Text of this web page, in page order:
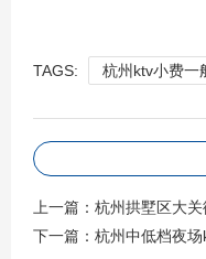
TAGS: 杭州ktv小费一
上一篇： 杭州拱墅区大关街
下一篇： 杭州中低档夜场